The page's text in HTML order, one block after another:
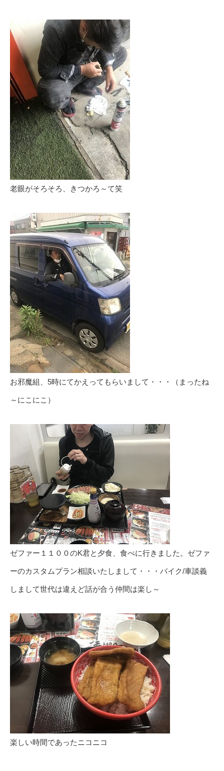
老眼がそろそろ、きつかろ～て笑
お邪魔組、5時にてかえってもらいまして・・・（まったね
～にこにこ）
ゼファー１１００のK君と夕食、食べに行きました。ゼファ
ーのカスタムプラン相談いたしまして・・・バイク/車談義
しまして世代は違えど話が合う仲間は楽し～
楽しい時間であったニコニコ